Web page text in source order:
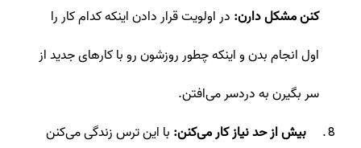
کنن مشکل دارن: در اولویت قرار دادن اینکه کدام کار را
اول انجام بدن و اینکه چطور روز‌شون رو با کارهای جدید از
سر بگیرن به دردسر می‌افتن.
بیش‌ از حد نیاز کار می‌کنن: با این ترس زندگی می‌کنن